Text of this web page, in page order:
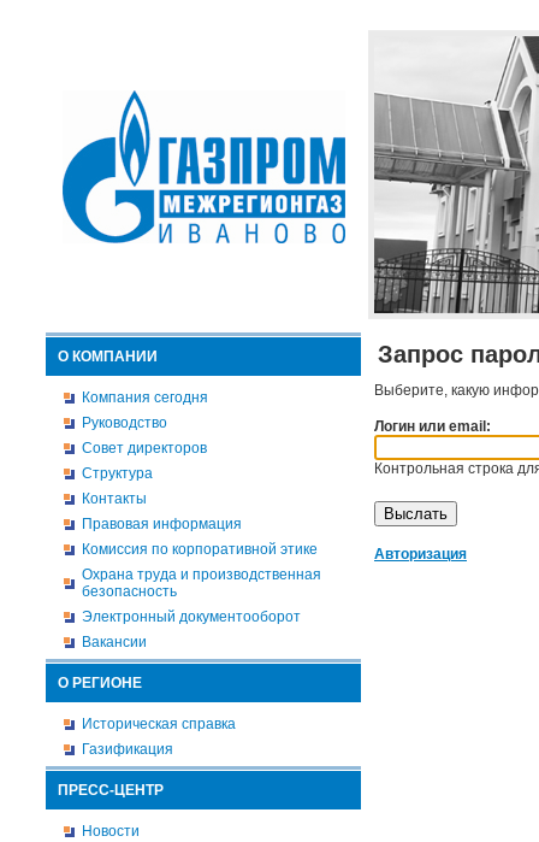
О КОМПАНИИ
Компания сегодня
Руководство
Совет директоров
Структура
Контакты
Правовая информация
Комиссия по корпоративной этике
Охрана труда и производственная
безопасность
Электронный документооборот
Вакансии
О РЕГИОНЕ
Историческая справка
Газификация
ПРЕСС-ЦЕНТР
Новости
Запрос
Выберите, какую
Логин или email:
Контрольная строка
Авторизация